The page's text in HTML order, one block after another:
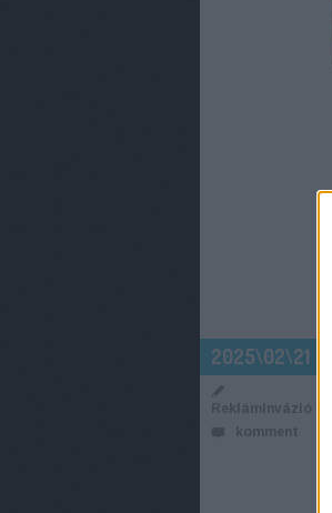
2025\02\21
ReklámInvázió
komment